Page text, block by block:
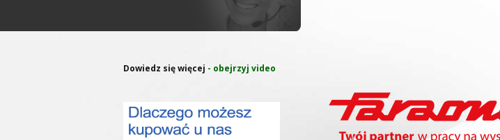
Dowiedz się więcej - obejrzyj video